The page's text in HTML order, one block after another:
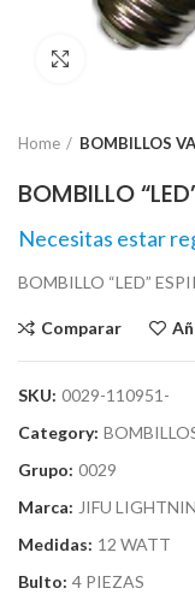
Home BOMBILLOS
BOMBILLO
Necesitas estar
BOMBILLO “LED”
Comparar
SKU: 0029-110951-
Category:
Grupo: 0029
Marca: JIFU
Medidas: 12 WATT
Bulto: 4 PIEZAS